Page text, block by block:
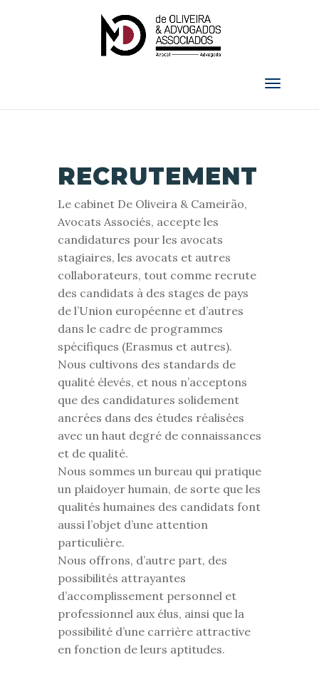
RECRUTEMENT
Le cabinet De Oliveira & Cameirão,
Avocats Associés, accepte les
candidatures pour les avocats
stagiaires, les avocats et autres
collaborateurs, tout comme recrute
des candidats à des stages de pays
de l’Union européenne et d’autres
dans le cadre de programmes
spécifiques (Erasmus et autres).
Nous cultivons des standards de
qualité élevés, et nous n’acceptons
que des candidatures solidement
ancrées dans des études réalisées
avec un haut degré de connaissances
et de qualité.
Nous sommes un bureau qui pratique
un plaidoyer humain, de sorte que les
qualités humaines des candidats font
aussi l’objet d’une attention
particulière.
Nous offrons, d’autre part, des
possibilités attrayantes
d’accomplissement personnel et
professionnel aux élus, ainsi que la
possibilité d’une carrière attractive
en fonction de leurs aptitudes.